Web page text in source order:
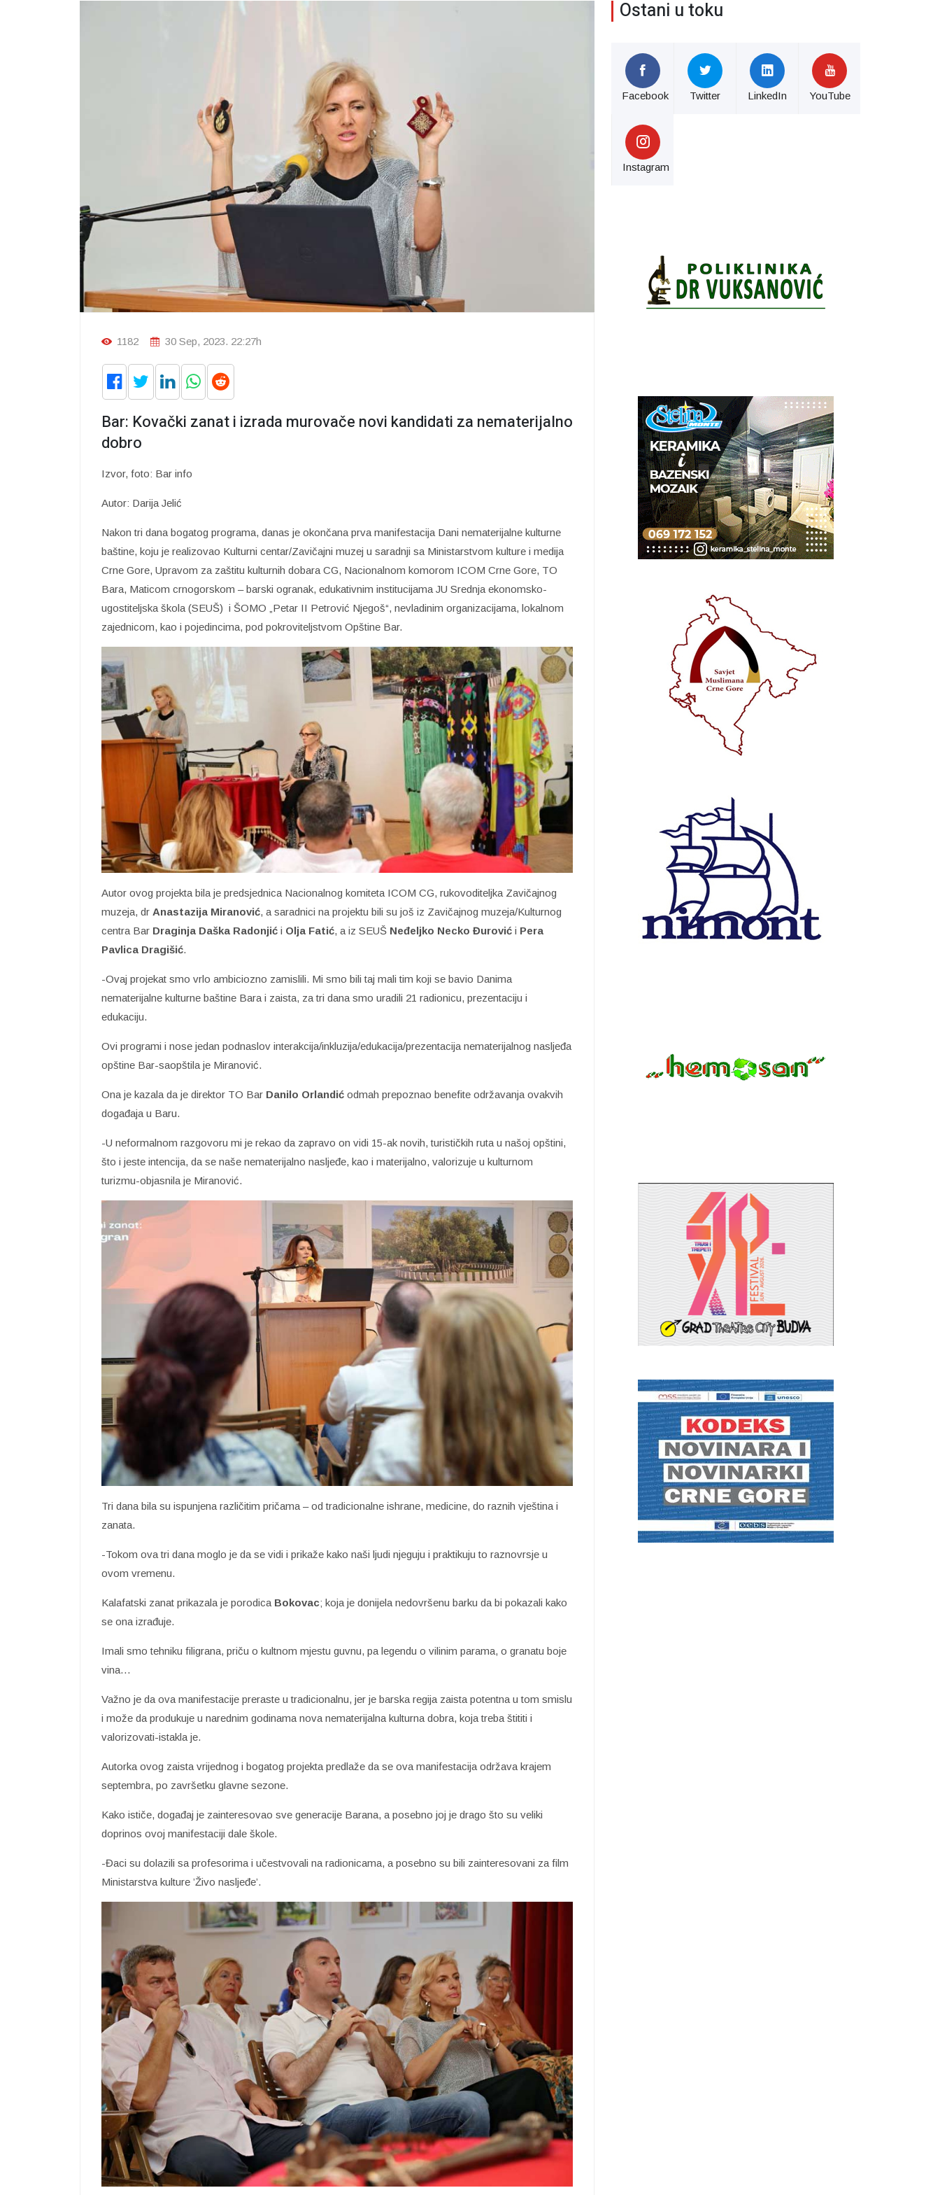
1182 30 Sep, 2023. 22:27h
Bar: Kovački zanat i izrada murovače novi kandidati za nematerijalno
dobro
Izvor, foto: Bar info
Autor: Darija Jelić
Nakon tri dana bogatog programa, danas je okončana prva manifestacija Dani nematerijalne kulturne
baštine, koju je realizovao Kulturni centar/Zavičajni muzej u saradnji sa Ministarstvom kulture i medija
Crne Gore, Upravom za zaštitu kulturnih dobara CG, Nacionalnom komorom ICOM Crne Gore, TO
Bara, Maticom crnogorskom – barski ogranak, edukativnim institucijama JU Srednja ekonomsko-
ugostiteljska škola (SEUŠ) i ŠOMO „Petar II Petrović Njegoš“, nevladinim organizacijama, lokalnom
zajednicom, kao i pojedincima, pod pokroviteljstvom Opštine Bar.
Autor ovog projekta bila je predsjednica Nacionalnog komiteta ICOM CG, rukovoditeljka Zavičajnog
muzeja, dr Anastazija Miranović, a saradnici na projektu bili su još iz Zavičajnog muzeja/Kulturnog
centra Bar Draginja Daška Radonjić i Olja Fatić, a iz SEUŠ Neđeljko Necko Đurović i Pera
Pavlica Dragišić.
-Ovaj projekat smo vrlo ambiciozno zamislili. Mi smo bili taj mali tim koji se bavio Danima
nematerijalne kulturne baštine Bara i zaista, za tri dana smo uradili 21 radionicu, prezentaciju i
edukaciju.
Ovi programi i nose jedan podnaslov interakcija/inkluzija/edukacija/prezentacija nematerijalnog nasljeđa
opštine Bar-saopštila je Miranović.
Ona je kazala da je direktor TO Bar Danilo Orlandić odmah prepoznao benefite održavanja ovakvih
događaja u Baru.
-U neformalnom razgovoru mi je rekao da zapravo on vidi 15-ak novih, turističkih ruta u našoj opštini,
što i jeste intencija, da se naše nematerijalno nasljeđe, kao i materijalno, valorizuje u kulturnom
turizmu-objasnila je Miranović.
Tri dana bila su ispunjena različitim pričama – od tradicionalne ishrane, medicine, do raznih vještina i
zanata.
-Tokom ova tri dana moglo je da se vidi i prikaže kako naši ljudi njeguju i praktikuju to raznovrsje u
ovom vremenu.
Kalafatski zanat prikazala je porodica Bokovac; koja je donijela nedovršenu barku da bi pokazali kako
se ona izrađuje.
Imali smo tehniku filigrana, priču o kultnom mjestu guvnu, pa legendu o vilinim parama, o granatu boje
vina…
Važno je da ova manifestacije preraste u tradicionalnu, jer je barska regija zaista potentna u tom smislu
i može da produkuje u narednim godinama nova nematerijalna kulturna dobra, koja treba štititi i
valorizovati-istakla je.
Autorka ovog zaista vrijednog i bogatog projekta predlaže da se ova manifestacija održava krajem
septembra, po završetku glavne sezone.
Kako ističe, događaj je zainteresovao sve generacije Barana, a posebno joj je drago što su veliki
doprinos ovoj manifestaciji dale škole.
-Đaci su dolazili sa profesorima i učestvovali na radionicama, a posebno su bili zainteresovani za film
Ministarstva kulture ’Živo nasljeđe’.
Ostani u toku
Facebook Twitter LinkedIn YouTube
Instagram